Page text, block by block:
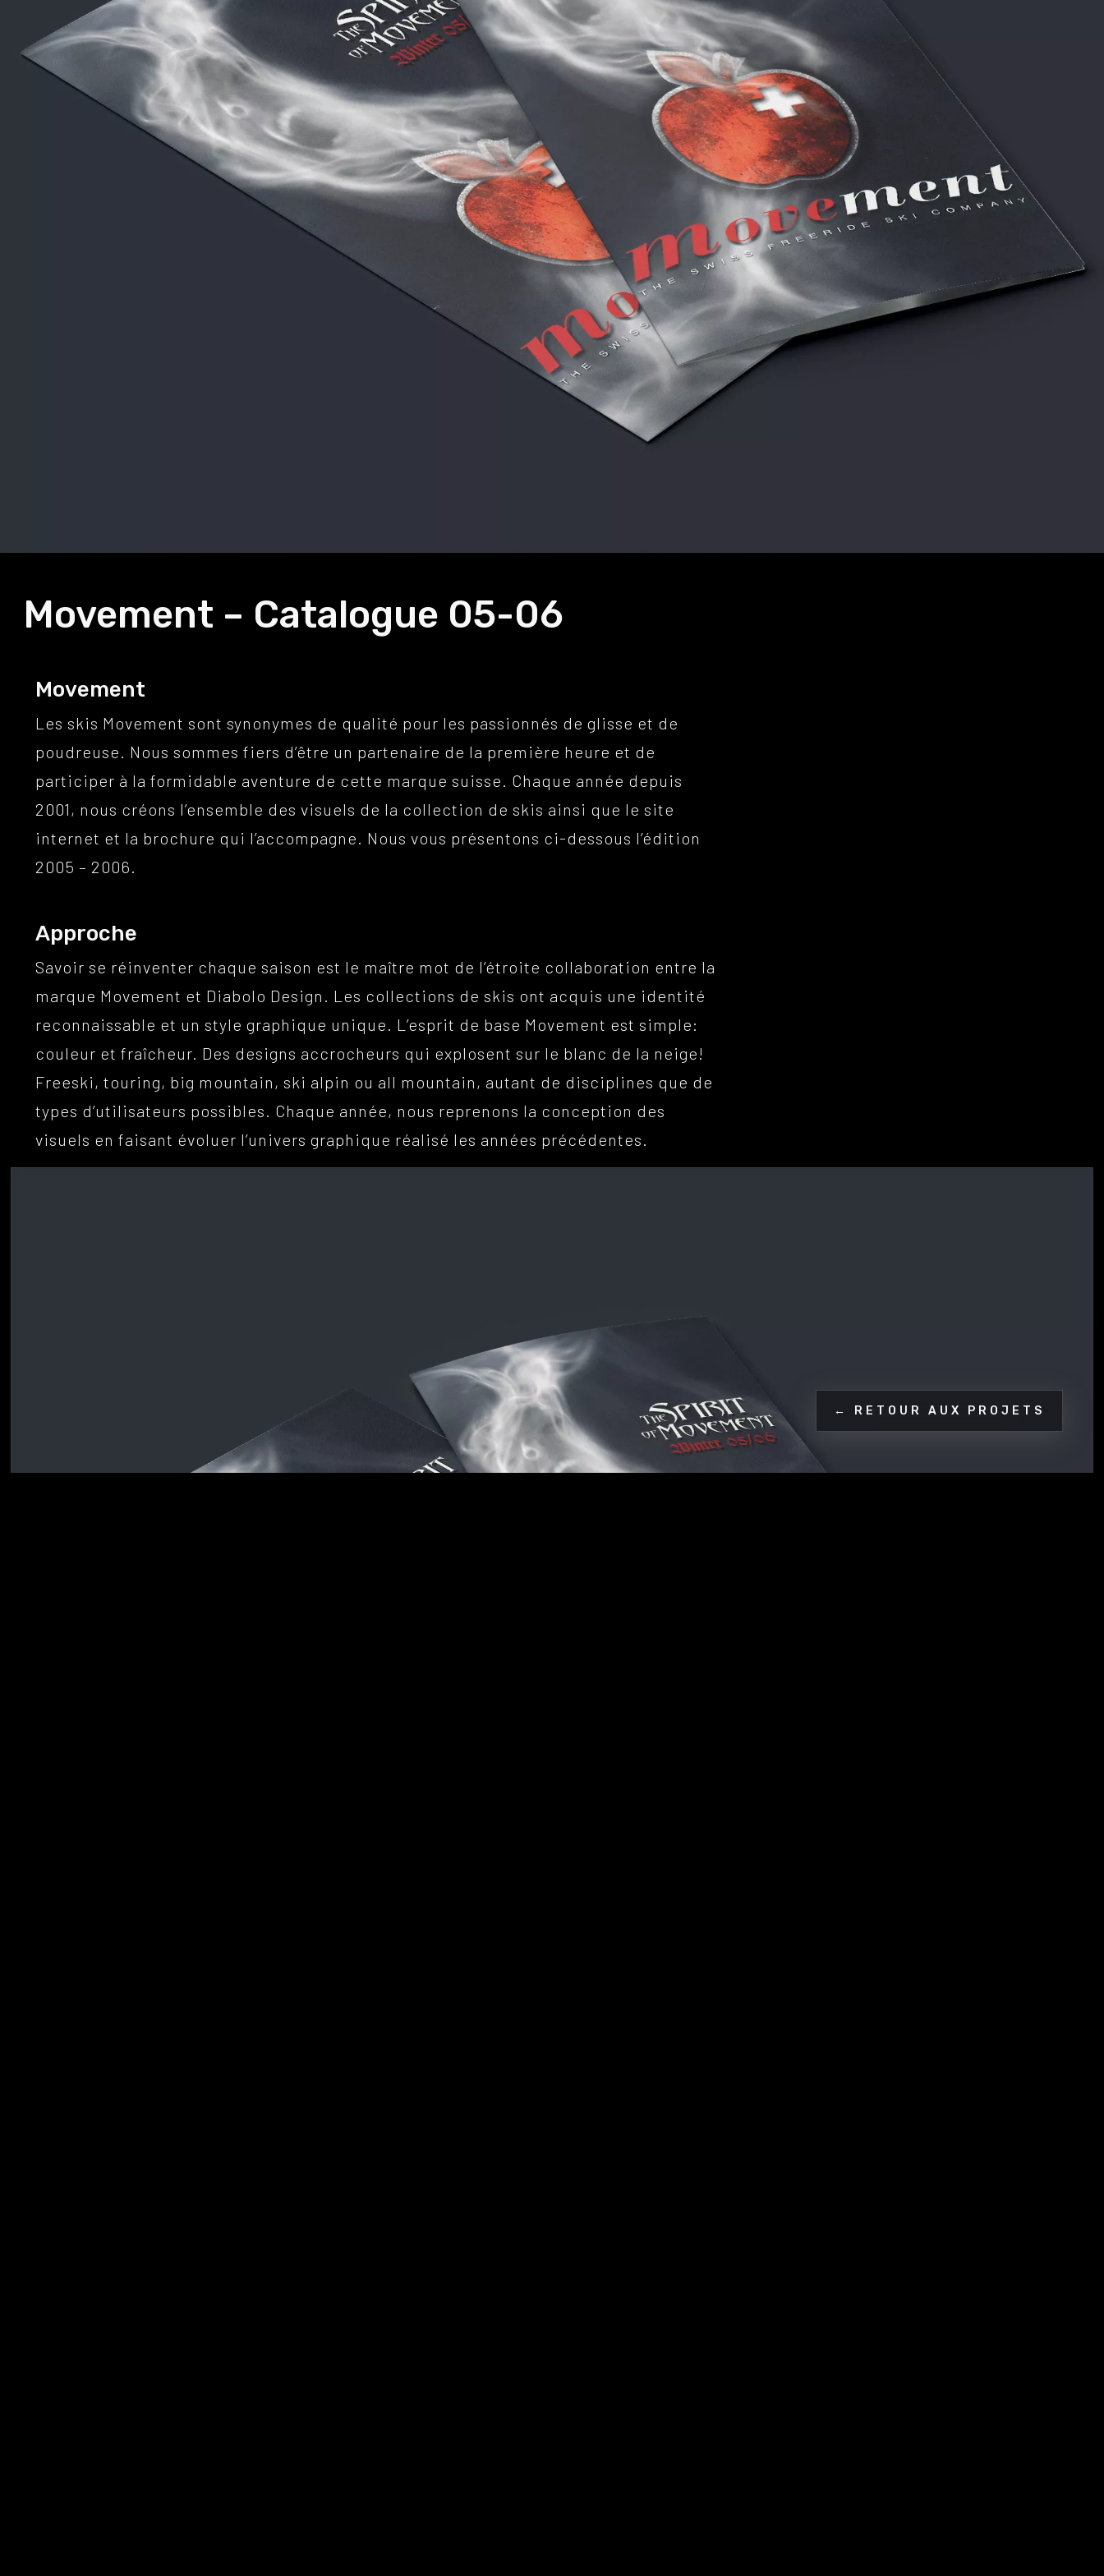
Movement – Catalogue 05-06
Movement
Les skis Movement sont synonymes de qualité pour les passionnés de glisse et de
poudreuse. Nous sommes fiers d’être un partenaire de la première heure et de
participer à la formidable aventure de cette marque suisse. Chaque année depuis
2001, nous créons l’ensemble des visuels de la collection de skis ainsi que le site
internet et la brochure qui l’accompagne. Nous vous présentons ci-dessous l’édition
2005 – 2006.
Approche
Savoir se réinventer chaque saison est le maître mot de l’étroite collaboration entre la
marque Movement et Diabolo Design. Les collections de skis ont acquis une identité
reconnaissable et un style graphique unique. L’esprit de base Movement est simple:
couleur et fraîcheur. Des designs accrocheurs qui explosent sur le blanc de la neige!
Freeski, touring, big mountain, ski alpin ou all mountain, autant de disciplines que de
types d’utilisateurs possibles. Chaque année, nous reprenons la conception des
visuels en faisant évoluer l’univers graphique réalisé les années précédentes.
← RETOUR AUX PROJETS